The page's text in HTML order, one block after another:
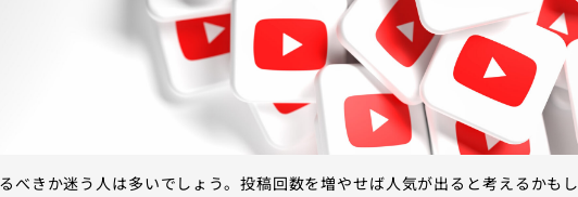
べきか迷う人は多いでしょう。投稿回数を増やせば人気が出ると考えるかもし